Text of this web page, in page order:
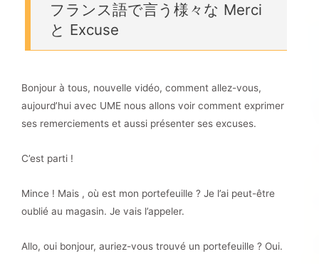
フランス語で言う様々な Merci
と Excuse
Bonjour à tous, nouvelle vidéo, comment allez-vous,
aujourd’hui avec UME nous allons voir comment exprimer
ses remerciements et aussi présenter ses excuses.
C’est parti !
Mince ! Mais , où est mon portefeuille ? Je l’ai peut-être
oublié au magasin. Je vais l’appeler.
Allo, oui bonjour, auriez-vous trouvé un portefeuille ? Oui.